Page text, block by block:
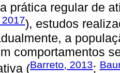
prática regular de
), estudos
a
comportamentos
(Barreto, 2013;